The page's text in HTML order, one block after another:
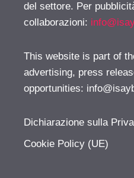
del settore. Per
collaborazioni:
This website is part of
advertising, press
opportunities:
Dichiarazione sulla
Cookie Policy (UE)